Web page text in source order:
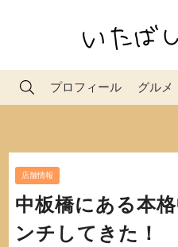
プロフィール グルメ
店舗情報
中板橋にある本
ンチしてきた！